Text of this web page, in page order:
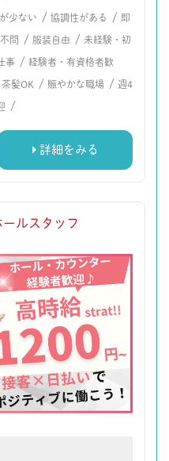
少ない / 協調性がある / 即
問 / 服装自由 / 未経験・初
事 / 経験者・有資格者歓
茶髪OK / 賑やかな職場 / 週4
/
詳細をみる
ルスタッフ